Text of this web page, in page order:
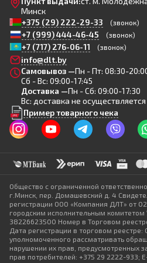
Минск
+375 (29) 222-29-33
(звонок)
+7 (999) 444-46-45 (звонок)
+7 (717) 276-06-11 (звонок)
info@dlt.by
Самовывоз —Пн - Пт: 08:30-
Сб - Вс: 09:00-17:45
Доставка —Пн - Сб: 09:00-17:30
Вс: доставка не осуществляется
Пример товарного чека
Общество с ограниченной
г.Минск, пер. Домашевский д. 4
регистрации ООО «Компания ДЛТ» от
городским исполнительным
38226623500 Номер в Торговом
Дата регистрации в торговом реестре:
уполномоченного рассматривать
нарушении их прав, предусмотренных
прав потребителей: +375 29 2222-933;